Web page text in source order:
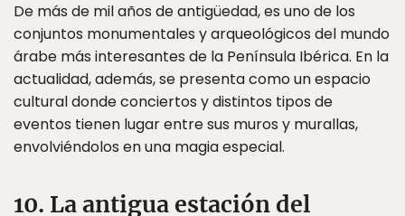
De más de mil años de antigüedad, es uno de los
conjuntos monumentales y arqueológicos del mundo
árabe más interesantes de la Península Ibérica. En la
actualidad, además, se presenta como un espacio
cultural donde conciertos y distintos tipos de
eventos tienen lugar entre sus muros y murallas,
envolviéndolos en una magia especial.
10. La antigua estación del